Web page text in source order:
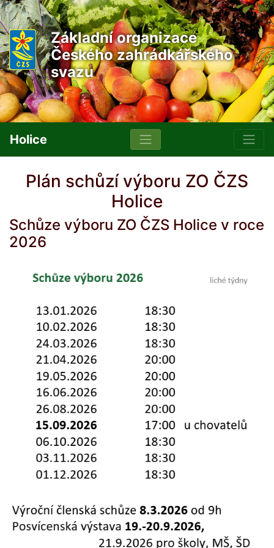
Základní organizace
Českého zahrádkářského
svazu
Holice
Plán schůzí výboru ZO ČZS
Holice
Schůze výboru ZO ČZS Holice v roce
2026